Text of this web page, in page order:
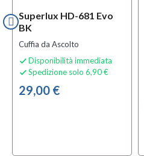
Superlux HD-681 Evo
BK
Cuffia da Ascolto
 Disponibilità immediata
 Spedizione solo 6,90 €
29,00 €